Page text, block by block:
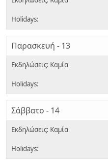
Παρασκευή - 13
Σάββατο - 14